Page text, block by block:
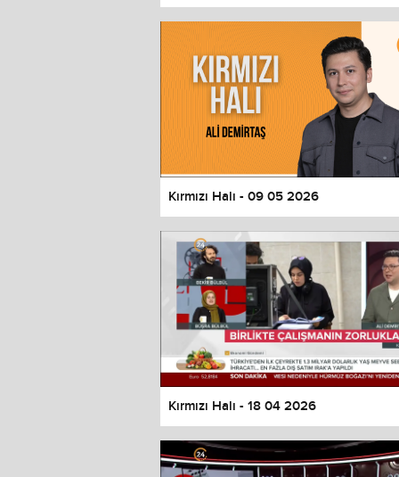
Kırmızı Halı - 09 05 2026
Kırmızı Halı - 18 04 2026